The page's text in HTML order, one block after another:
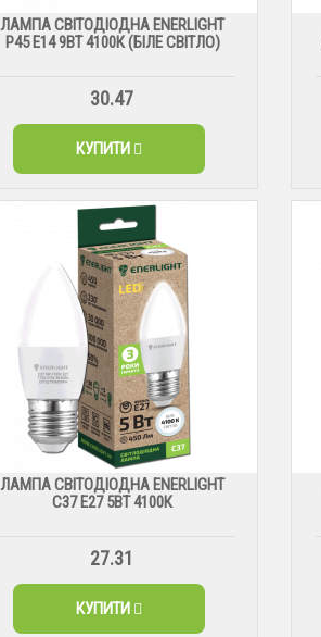
ЛАМПА СВІТОДІОДНА ENERLIGHT
Р45 Е14 9ВТ 4100К (БІЛЕ СВІТЛО)
30.47
КУПИТИ
ЛАМПА СВІТОДІОДНА ENERLIGHT
С37 Е27 5ВТ 4100К
27.31
КУПИТИ